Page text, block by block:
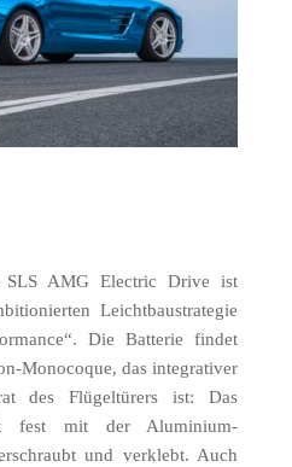
SLS AMG Electric Drive ist
Leichtbaustrategie
Die Batterie findet
Monocoque, das integrativer
des Flügeltürers ist: Das
fest mit der Aluminium-
und verklebt. Auch